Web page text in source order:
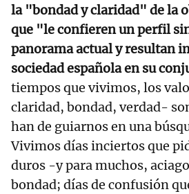
la "bondad y claridad" de la
que "le confieren un perfil
panorama actual y resultan
sociedad española en su
tiempos que vivimos, los
claridad, bondad, verdad-
han de guiarnos en una
Vivimos días inciertos que
duros -y para muchos,
bondad; días de confusión